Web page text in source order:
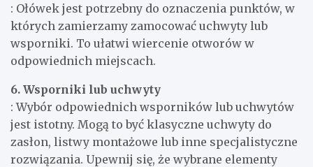
: Ołówek jest potrzebny do oznaczenia punktów, w
których zamierzamy zamocować uchwyty lub
wsporniki. To ułatwi wiercenie otworów w
odpowiednich miejscach.
6. Wsporniki lub uchwyty
: Wybór odpowiednich wsporników lub uchwytów
jest istotny. Mogą to być klasyczne uchwyty do
zasłon, listwy montażowe lub inne specjalistyczne
rozwiązania. Upewnij się, że wybrane elementy